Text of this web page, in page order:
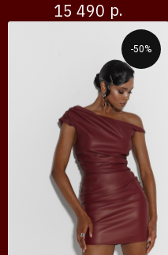
15 490 р.
-50%